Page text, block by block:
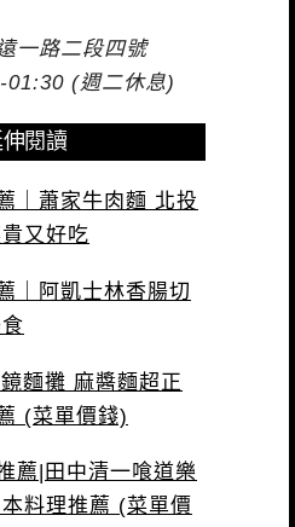
一路二段四號
01:30 (週二休息)
閱讀
｜蕭家牛肉麵 北投
又好吃
｜阿凱士林香腸切
麵攤 麻醬麵超正
(菜單價錢)
薦|田中清一喰道樂
料理推薦 (菜單價